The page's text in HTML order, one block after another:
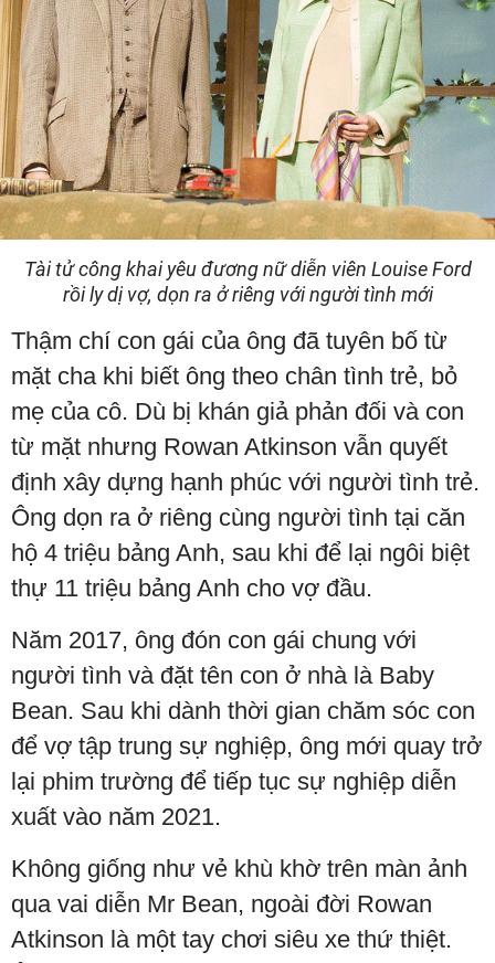
Tài tử công khai yêu đương nữ diễn viên Louise Ford
rồi ly dị vợ, dọn ra ở riêng với người tình mới
Thậm chí con gái của ông đã tuyên bố từ
mặt cha khi biết ông theo chân tình trẻ, bỏ
mẹ của cô. Dù bị khán giả phản đối và con
từ mặt nhưng Rowan Atkinson vẫn quyết
định xây dựng hạnh phúc với người tình trẻ.
Ông dọn ra ở riêng cùng người tình tại căn
hộ 4 triệu bảng Anh, sau khi để lại ngôi biệt
thự 11 triệu bảng Anh cho vợ đầu.
Năm 2017, ông đón con gái chung với
người tình và đặt tên con ở nhà là Baby
Bean. Sau khi dành thời gian chăm sóc con
để vợ tập trung sự nghiệp, ông mới quay trở
lại phim trường để tiếp tục sự nghiệp diễn
xuất vào năm 2021.
Không giống như vẻ khù khờ trên màn ảnh
qua vai diễn Mr Bean, ngoài đời Rowan
Atkinson là một tay chơi siêu xe thứ thiệt.